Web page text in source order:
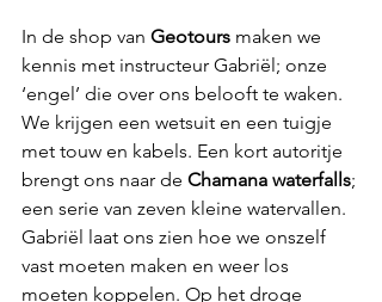
In de shop van Geotours maken we
kennis met instructeur Gabriël; onze
‘engel’ die over ons belooft te waken.
We krijgen een wetsuit en een tuigje
met touw en kabels. Een kort autoritje
brengt ons naar de Chamana waterfalls;
een serie van zeven kleine watervallen.
Gabriël laat ons zien hoe we onszelf
vast moeten maken en weer los
moeten koppelen. Op het droge